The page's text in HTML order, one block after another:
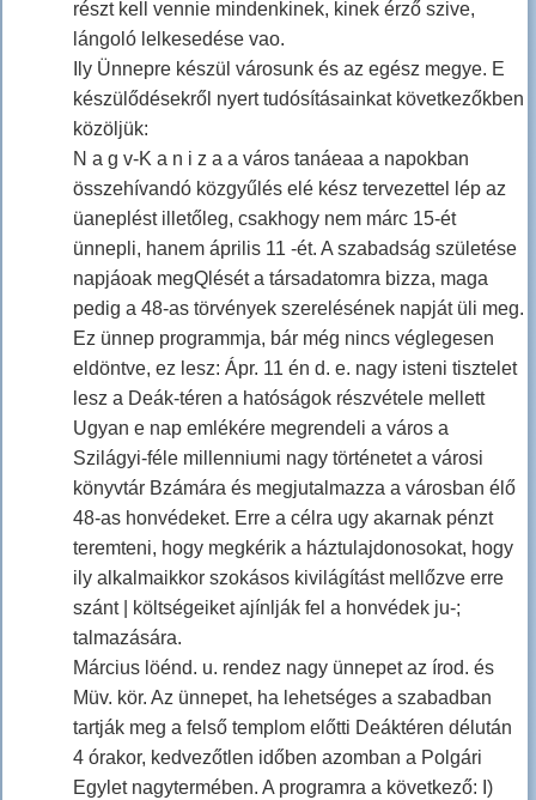
részt kell vennie mindenkinek, kinek érző szive,
lángoló lelkesedése vao.
Ily Ünnepre készül városunk és az egész megye. E
készülődésekről nyert tudósításainkat következőkben
közöljük:
N a g v-K a n i z a a város tanáeaa a napokban
összehívandó közgyűlés elé kész tervezettel lép az
üaneplést illetőleg, csakhogy nem márc 15-ét
ünnepli, hanem április 11 -ét. A szabadság születése
napjáoak megQlését a társadatomra bizza, maga
pedig a 48-as törvények szerelésének napját üli meg.
Ez ünnep programmja, bár még nincs véglegesen
eldöntve, ez lesz: Ápr. 11 én d. e. nagy isteni tisztelet
lesz a Deák-téren a hatóságok részvétele mellett
Ugyan e nap emlékére megrendeli a város a
Szilágyi-féle millenniumi nagy történetet a városi
könyvtár Bzámára és megjutalmazza a városban élő
48-as honvédeket. Erre a célra ugy akarnak pénzt
teremteni, hogy megkérik a háztulajdonosokat, hogy
ily alkalmaikkor szokásos kivilágítást mellőzve erre
szánt | költségeiket ajínlják fel a honvédek ju-;
talmazására.
Március löénd. u. rendez nagy ünnepet az írod. és
Müv. kör. Az ünnepet, ha lehetséges a szabadban
tartják meg a felső templom előtti Deáktéren délután
4 órakor, kedvezőtlen időben azomban a Polgári
Egylet nagytermében. A programra a következő: I)